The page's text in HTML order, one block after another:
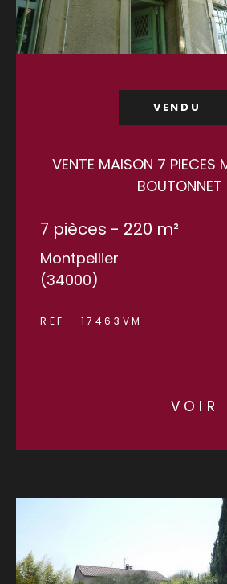
VENDU
VENTE MAISON 7 PIECES
BOUTONNET
7 pièces - 220 m²
Montpellier
(34000)
REF : 17463VM
VOIR